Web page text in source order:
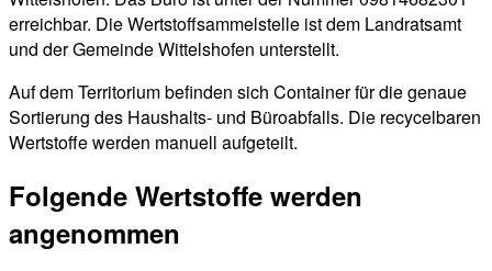
erreichbar. Die Wertstoffsammelstelle ist dem Landratsamt
und der Gemeinde Wittelshofen unterstellt.
Auf dem Territorium befinden sich Container für die genaue
Sortierung des Haushalts- und Büroabfalls. Die recycelbaren
Wertstoffe werden manuell aufgeteilt.
Folgende Wertstoffe werden
angenommen